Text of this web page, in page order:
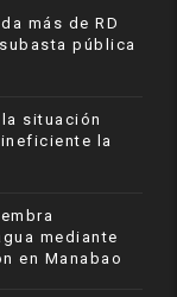
más de RD
pública
situación
la
mediante
en Manabao